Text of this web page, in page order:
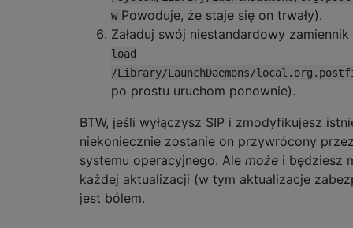
w Powoduje, że staje się on trwały).
Załaduj swój niestandardowy
load
/Library/LaunchDaemons/
po prostu uruchom ponownie).
BTW, jeśli wyłączysz SIP i zmodyfikujesz
niekoniecznie zostanie on przywrócony
systemu operacyjnego. Ale może i będziesz
każdej aktualizacji (w tym aktualizacje
jest bólem.